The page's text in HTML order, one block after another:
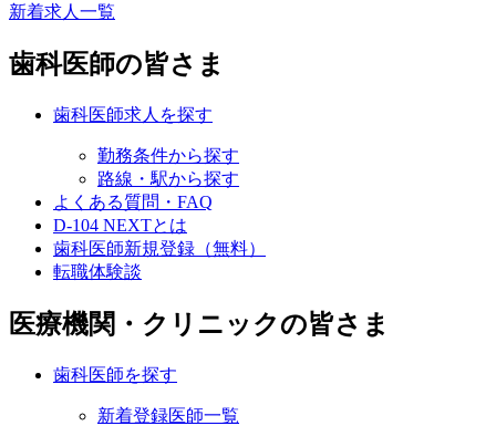
新着求人一覧
歯科医師の皆さま
歯科医師求人を探す
勤務条件から探す
路線・駅から探す
よくある質問・FAQ
D-104 NEXTとは
歯科医師新規登録（無料）
転職体験談
医療機関・クリニックの皆さま
歯科医師を探す
新着登録医師一覧